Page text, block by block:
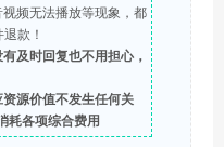
视频无法播放等现象，都
款！
及时回复也不用担心，
源价值不发生任何关
耗各项综合费用